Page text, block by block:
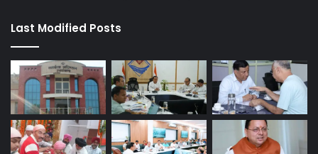
Last Modified Posts